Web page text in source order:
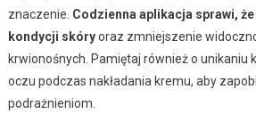
znaczenie. Codzienna aplikacja sprawi,
kondycji skóryoraz zmniejszenie
krwionośnych. Pamiętaj również o unikaniu
oczu podczas nakładania kremu, aby
podrażnieniom.